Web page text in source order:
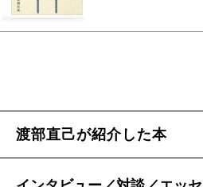
渡部直己が紹介した本